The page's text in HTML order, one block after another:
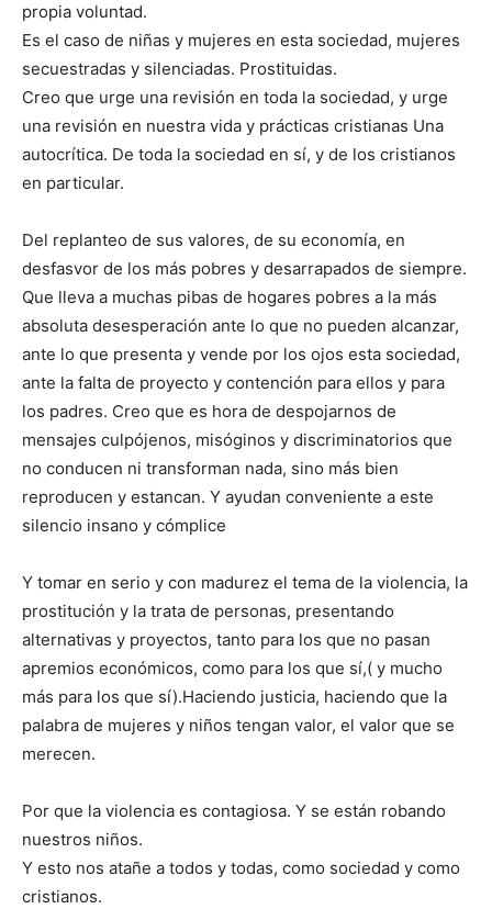
propia voluntad.
Es el caso de niñas y mujeres en esta sociedad, mujeres
secuestradas y silenciadas. Prostituidas.
Creo que urge una revisión en toda la sociedad, y urge
una revisión en nuestra vida y prácticas cristianas Una
autocrítica. De toda la sociedad en sí, y de los cristianos
en particular.
Del replanteo de sus valores, de su economía, en
desfasvor de los más pobres y desarrapados de siempre.
Que lleva a muchas pibas de hogares pobres a la más
absoluta desesperación ante lo que no pueden alcanzar,
ante lo que presenta y vende por los ojos esta sociedad,
ante la falta de proyecto y contención para ellos y para
los padres. Creo que es hora de despojarnos de
mensajes culpójenos, misóginos y discriminatorios que
no conducen ni transforman nada, sino más bien
reproducen y estancan. Y ayudan conveniente a este
silencio insano y cómplice
Y tomar en serio y con madurez el tema de la violencia, la
prostitución y la trata de personas, presentando
alternativas y proyectos, tanto para los que no pasan
apremios económicos, como para los que sí,( y mucho
más para los que sí).Haciendo justicia, haciendo que la
palabra de mujeres y niños tengan valor, el valor que se
merecen.
Por que la violencia es contagiosa. Y se están robando
nuestros niños.
Y esto nos atañe a todos y todas, como sociedad y como
cristianos.